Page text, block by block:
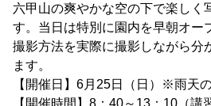
六甲山の爽やかな空の下で楽しく
す。当日は特別に園内を早朝オー
撮影方法を実際に撮影しながら分
ます。
【開催日】6月25日（日）※雨天
【開催時間】8：40～13：10（講